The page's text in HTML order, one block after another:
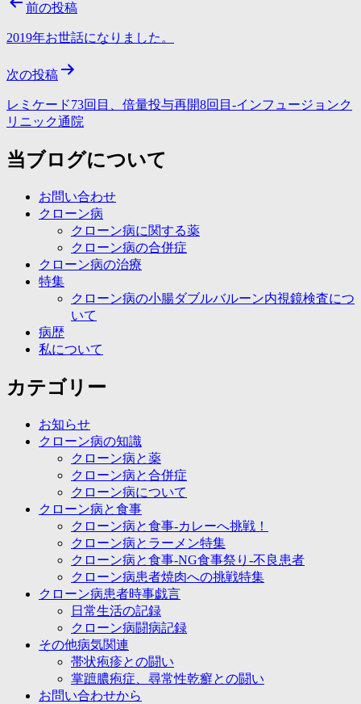
前の投稿
2019年お世話になりました。
次の投稿
レミケード73回目、倍量投与再開8回目-インフュージョンク
リニック通院
当ブログについて
お問い合わせ
クローン病
クローン病に関する薬
クローン病の合併症
クローン病の治療
特集
クローン病の小腸ダブルバルーン内視鏡検査につ
いて
病歴
私について
カテゴリー
お知らせ
クローン病の知識
クローン病と薬
クローン病と合併症
クローン病について
クローン病と食事
クローン病と食事-カレーへ挑戦！
クローン病とラーメン特集
クローン病と食事-NG食事祭り-不良患者
クローン病患者焼肉への挑戦特集
クローン病患者時事戯言
日常生活の記録
クローン病闘病記録
その他病気関連
帯状疱疹との闘い
掌蹠膿疱症、尋常性乾癬との闘い
お問い合わせから